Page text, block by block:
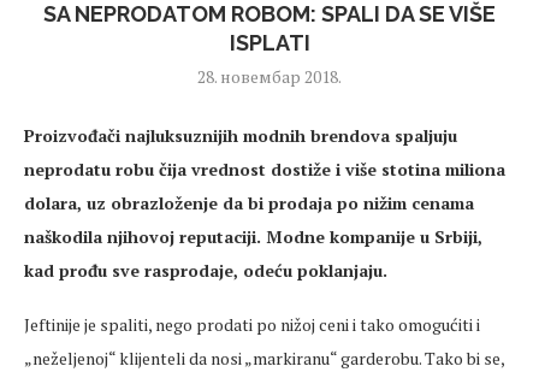
SA NEPRODATOM ROBOM: SPALI DA SE VIŠE
ISPLATI
28. новембар 2018.
Proizvođači najluksuznijih modnih brendova spaljuju
neprodatu robu čija vrednost dostiže i više stotina miliona
dolara, uz obrazloženje da bi prodaja po nižim cenama
naškodila njihovoj reputaciji. Modne kompanije u Srbiji,
kad prođu sve rasprodaje, odeću poklanjaju.
Jeftinije je spaliti, nego prodati po nižoj ceni i tako omogućiti i
„neželjenoj“ klijenteli da nosi „markiranu“ garderobu. Tako bi se,